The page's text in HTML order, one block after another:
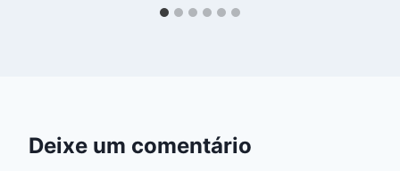
Deixe um comentário